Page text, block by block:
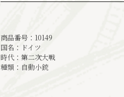
商品番号：10149
国名：ドイツ
時代：第二次大戦
種類：自動小銃